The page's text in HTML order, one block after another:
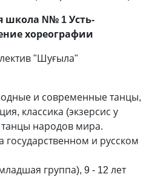
школа N№ 1 Усть-
хореографии
"Шуғыла"
и современные танцы,
классика (экзерсис у
танцы народов мира.
государственном и русском
группа), 9 - 12 лет